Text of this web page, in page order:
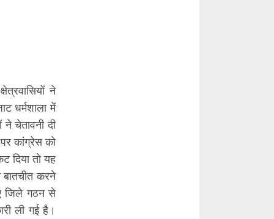
ने
धर्मशाला में
चेतावनी दी
कांग्रेस को
दिया तो यह
बातचीत करने
जिले गठन से
ली गई है।